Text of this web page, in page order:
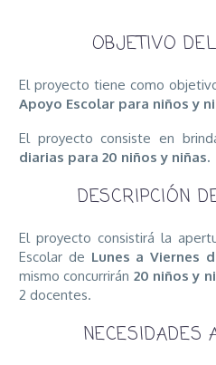
OBJETIVO
El proyecto tiene como
Apoyo Escolar para niños y
El proyecto consiste en
diarias para 20 niños y niñas.
DESCRIPCIÓN
El proyecto consistirá la
Escolar de Lunes a Viernes
mismo concurrirán 20 niños y
2 docentes.
NECESIDADES